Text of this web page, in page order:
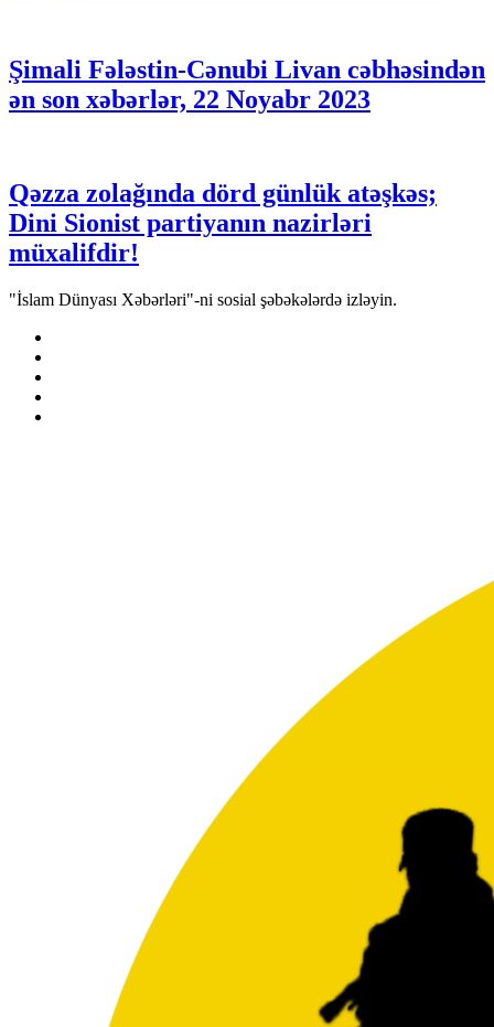
Şimali Fələstin-Cənubi Livan cəbhəsindən
ən son xəbərlər, 22 Noyabr 2023
Qəzza zolağında dörd günlük atəşkəs;
Dini Sionist partiyanın nazirləri
müxalifdir!
"İslam Dünyası Xəbərləri"-ni sosial şəbəkələrdə izləyin.